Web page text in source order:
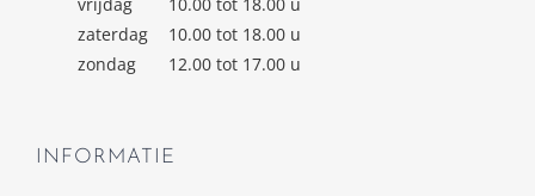
vrijdag
10.00 tot 18.00 u
zaterdag
10.00 tot 18.00 u
zondag
12.00 tot 17.00 u
INFORMATIE